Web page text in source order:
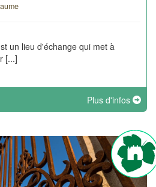
un lieu d'échange qui met à
[...]
Plus d'infos